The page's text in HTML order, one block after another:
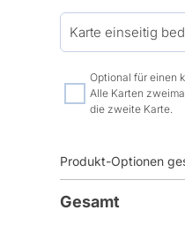
Optional für einen
Alle Karten
die zweite Karte.
Produkt-Optionen
Gesamt